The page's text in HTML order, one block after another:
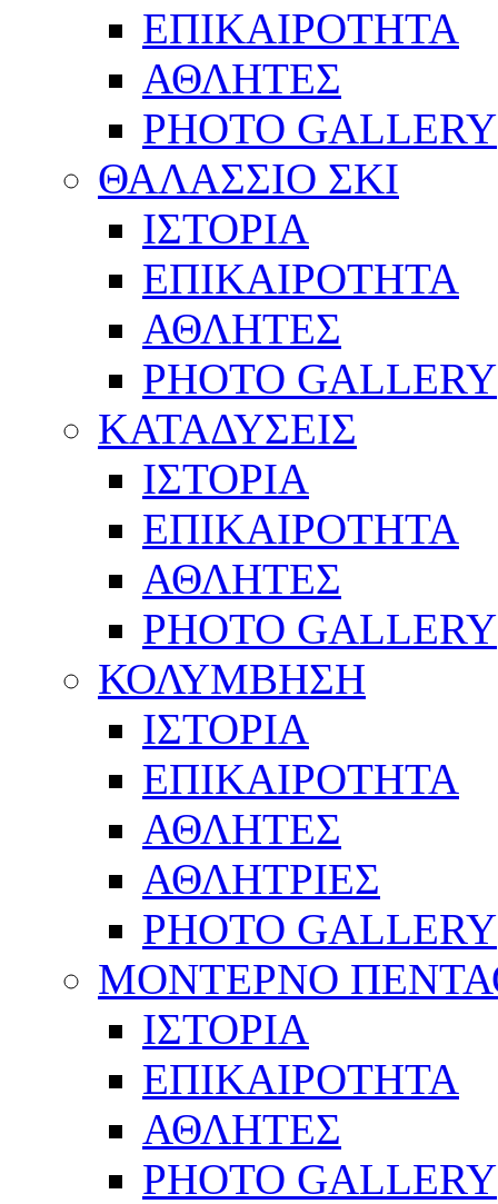
ΕΠΙΚΑΙΡΟΤΗΤΑ
ΑΘΛΗΤΕΣ
PHOTO GALLERY
ΘΑΛΑΣΣΙΟ ΣΚΙ
ΙΣΤΟΡΙΑ
ΕΠΙΚΑΙΡΟΤΗΤΑ
ΑΘΛΗΤΕΣ
PHOTO GALLERY
ΚΑΤΑΔΥΣΕΙΣ
ΙΣΤΟΡΙΑ
ΕΠΙΚΑΙΡΟΤΗΤΑ
ΑΘΛΗΤΕΣ
PHOTO GALLERY
ΚΟΛΥΜΒΗΣΗ
ΙΣΤΟΡΙΑ
ΕΠΙΚΑΙΡΟΤΗΤΑ
ΑΘΛΗΤΕΣ
ΑΘΛΗΤΡΙΕΣ
PHOTO GALLERY
ΜΟΝΤΕΡΝΟ
ΙΣΤΟΡΙΑ
ΕΠΙΚΑΙΡΟΤΗΤΑ
ΑΘΛΗΤΕΣ
PHOTO GALLERY